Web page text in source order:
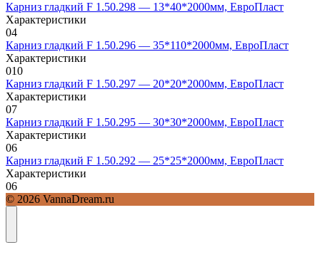
Карниз гладкий F 1.50.298 — 13*40*2000мм, ЕвроПласт
Характеристики
04
Карниз гладкий F 1.50.296 — 35*110*2000мм, ЕвроПласт
Характеристики
010
Карниз гладкий F 1.50.297 — 20*20*2000мм, ЕвроПласт
Характеристики
07
Карниз гладкий F 1.50.295 — 30*30*2000мм, ЕвроПласт
Характеристики
06
Карниз гладкий F 1.50.292 — 25*25*2000мм, ЕвроПласт
Характеристики
06
© 2026 VannaDream.ru